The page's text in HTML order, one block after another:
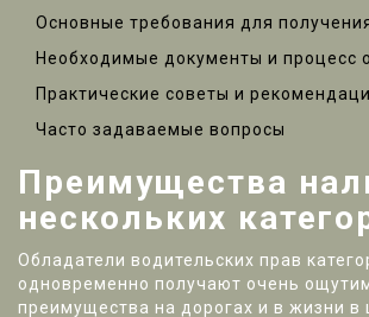
Основные требования для
Необходимые документы и процесс
Практические советы и
Часто задаваемые вопросы
Преимущества
нескольких
Обладатели водительских прав
одновременно получают очень
преимущества на дорогах и в жизни в